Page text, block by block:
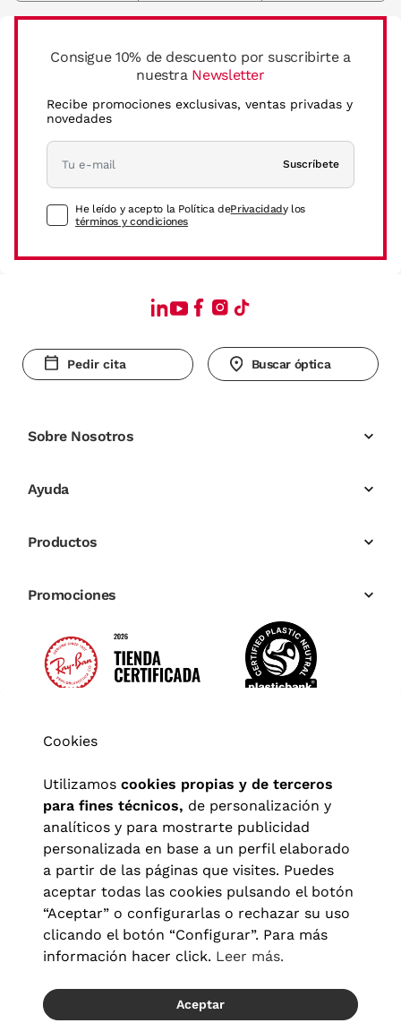
Consigue 10% de descuento por suscribirte a
nuestra Newsletter
Recibe promociones exclusivas, ventas privadas y
novedades
Suscríbete
He leído y acepto la Política dePrivacidady los
términos y condiciones
Pedir cita Buscar óptica
Sobre Nosotros
Ayuda
Productos
Promociones
Aviso legal| Política de privacidad Términos y condiciones
Política de cookies|Configuración de cookies
© 2026 Visionlab España
Cookies
Utilizamos cookies propias y de terceros
para fines técnicos, de personalización y
analíticos y para mostrarte publicidad
personalizada en base a un perfil elaborado
a partir de las páginas que visites. Puedes
aceptar todas las cookies pulsando el botón
“Aceptar” o configurarlas o rechazar su uso
clicando el botón “Configurar”. Para más
información hacer click. Leer más.
Aceptar